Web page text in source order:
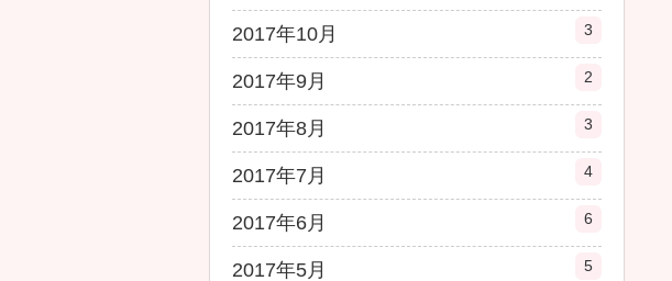
2017年10月 3
2017年9月 2
2017年8月 3
2017年7月 4
2017年6月 6
2017年5月 5